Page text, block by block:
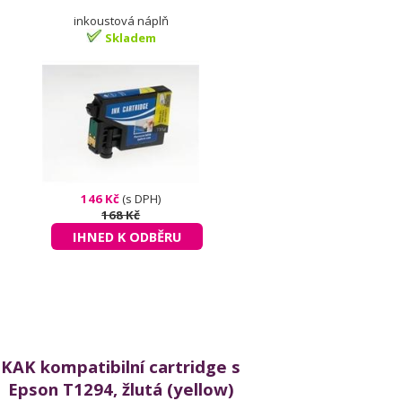
inkoustová náplň
Skladem
146 Kč(s DPH)
168 Kč
IHNED K ODBĚRU
KAK kompatibilní cartridge s
Epson T1294, žlutá (yellow)